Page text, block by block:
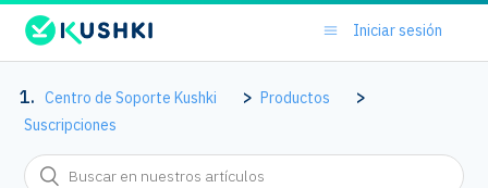
Iniciar sesión
Centro de Soporte Kushki
Productos
Suscripciones